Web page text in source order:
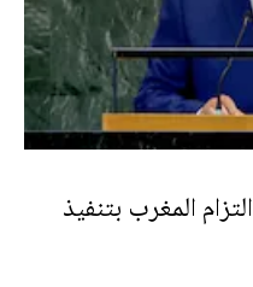
المغرب بتنفيذ